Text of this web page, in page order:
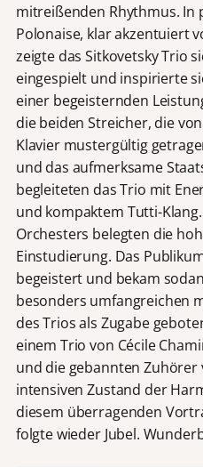
mitreißenden Rhythmus. In
Polonaise, klar akzentuiert
zeigte das Sitkovetsky Trio
eingespielt und inspirierte
einer begeisternden
die beiden Streicher, die
Klavier mustergültig
und das aufmerksame
begleiteten das Trio mit
und kompaktem Tutti-
Orchesters belegten die
Einstudierung. Das
begeistert und bekam
besonders umfangreichen
des Trios als Zugabe
einem Trio von Cécile
und die gebannten Zuhörer
intensiven Zustand der
diesem überragenden
folgte wieder Jubel.